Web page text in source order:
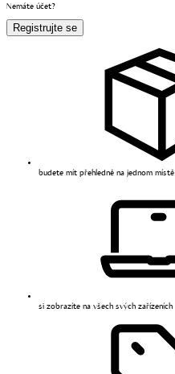
Nemáte účet?
Registrujte se
budete mít přehledně na jednom místě
si zobrazíte na všech svých zařízeních